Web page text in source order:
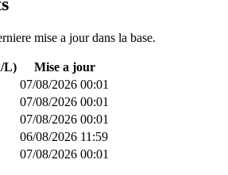
mise a jour dans la base.
L)
Mise a jour
07/08/2026 00:01
07/08/2026 00:01
07/08/2026 00:01
06/08/2026 11:59
07/08/2026 00:01